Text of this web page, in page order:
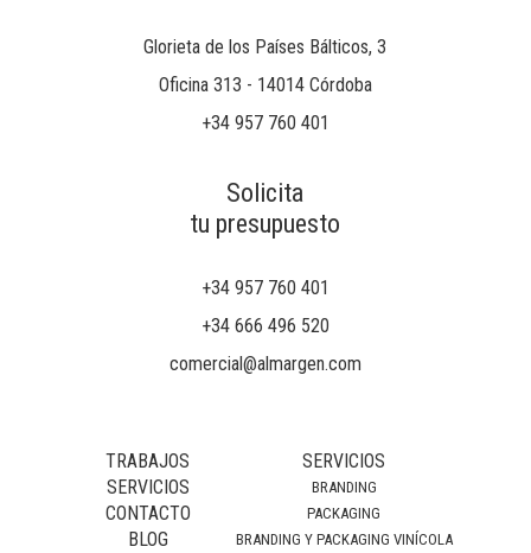
Glorieta de los Países Bálticos, 3
Oficina 313 - 14014 Córdoba
+34 957 760 401
Solicita
tu presupuesto
+34 957 760 401
+34 666 496 520
comercial@almargen.com
TRABAJOS
SERVICIOS
CONTACTO
BLOG
SERVICIOS
BRANDING
PACKAGING
BRANDING Y PACKAGING VINÍCOLA